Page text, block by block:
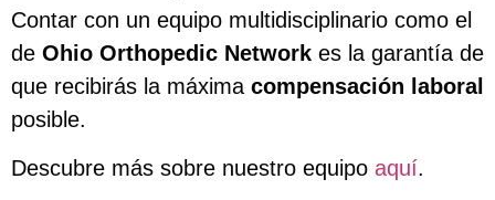
Contar con un equipo multidisciplinario como el
de Ohio Orthopedic Network es la garantía de
que recibirás la máxima compensación laboral
posible.
Descubre más sobre nuestro equipo aquí.